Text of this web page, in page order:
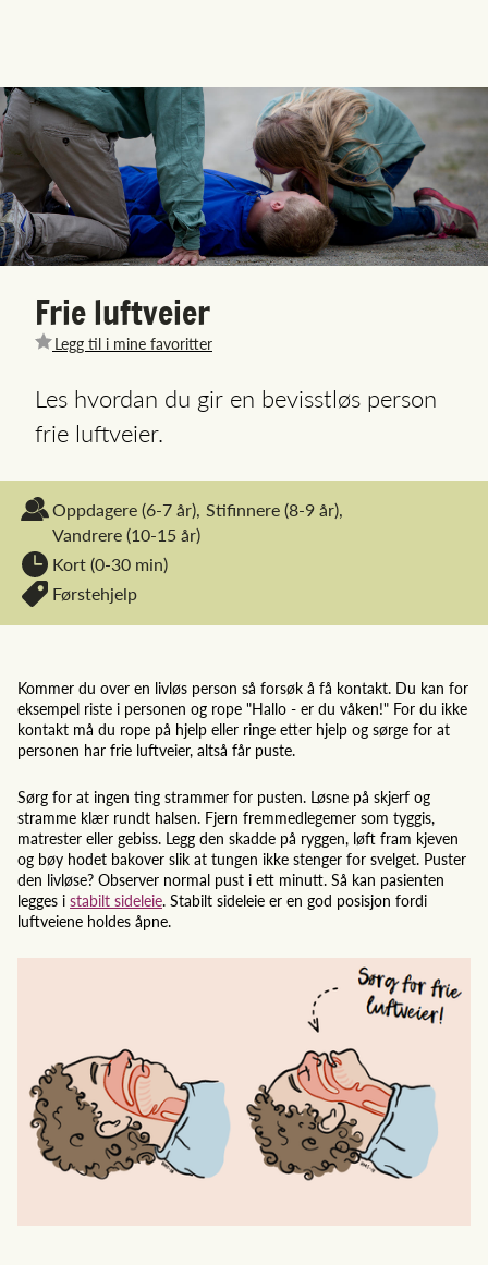
Frie luftveier
Legg til i mine favoritter
Les hvordan du gir en bevisstløs person
frie luftveier.
Oppdagere(6-7 år), Stifinnere(8-9 år),
Vandrere(10-15 år)
Kort (0-30 min)
Førstehjelp
Kommer du over en livløs person så forsøk å få kontakt. Du kan for
eksempel riste i personen og rope "Hallo - er du våken!" For du ikke
kontakt må du rope på hjelp eller ringe etter hjelp og sørge for at
personen har frie luftveier, altså får puste.
Sørg for at ingen ting strammer for pusten. Løsne på skjerf og
stramme klær rundt halsen. Fjern fremmedlegemer som tyggis,
matrester eller gebiss. Legg den skadde på ryggen, løft fram kjeven
og bøy hodet bakover slik at tungen ikke stenger for svelget. Puster
den livløse? Observer normal pust i ett minutt. Så kan pasienten
legges i stabilt sideleie. Stabilt sideleie er en god posisjon fordi
luftveiene holdes åpne.